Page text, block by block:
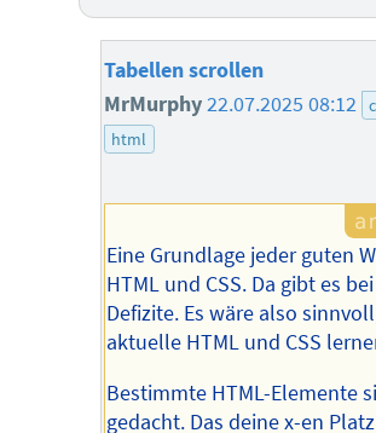
Tabellen scrollen
MrMurphy22.07.2025 08:12
html
Eine Grundlage jeder guten
HTML und CSS. Da gibt es
Defizite. Es wäre also
aktuelle HTML und CSS
Bestimmte HTML-Elemente
gedacht. Das deine x-en